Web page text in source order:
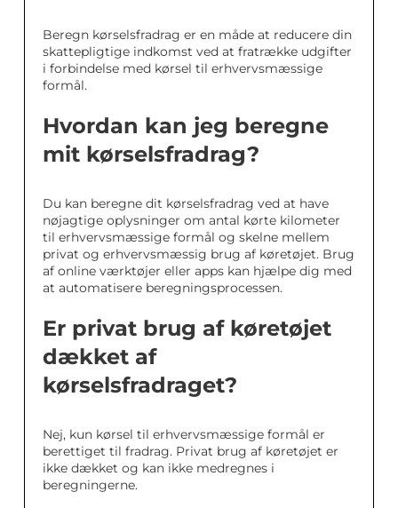
Beregn kørselsfradrag er en måde at reducere din
skattepligtige indkomst ved at fratrække udgifter
i forbindelse med kørsel til erhvervsmæssige
formål.
Hvordan kan jeg beregne
mit kørselsfradrag?
Du kan beregne dit kørselsfradrag ved at have
nøjagtige oplysninger om antal kørte kilometer
til erhvervsmæssige formål og skelne mellem
privat og erhvervsmæssig brug af køretøjet. Brug
af online værktøjer eller apps kan hjælpe dig med
at automatisere beregningsprocessen.
Er privat brug af køretøjet
dækket af
kørselsfradraget?
Nej, kun kørsel til erhvervsmæssige formål er
berettiget til fradrag. Privat brug af køretøjet er
ikke dækket og kan ikke medregnes i
beregningerne.